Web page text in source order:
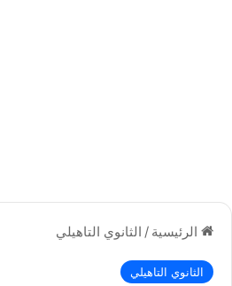
الرئيسية / الثانوي التاهيلي
الثانوي التاهيلي